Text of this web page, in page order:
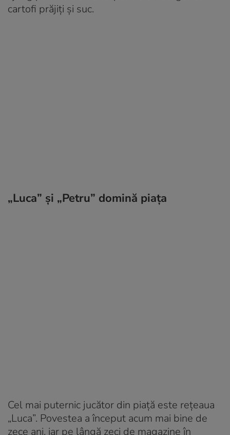
cartofi prăjiți și suc.
„Luca” și „Petru” domină piața
Cel mai puternic jucător din piață este rețeaua
„Luca”. Povestea a început acum mai bine de
zece ani, iar pe lângă zeci de magazine în